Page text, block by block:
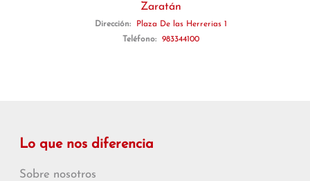
Zaratán
Dirección:
Plaza De las Herrerias 1
Teléfono:
983344100
Lo que nos diferencia
Sobre nosotros